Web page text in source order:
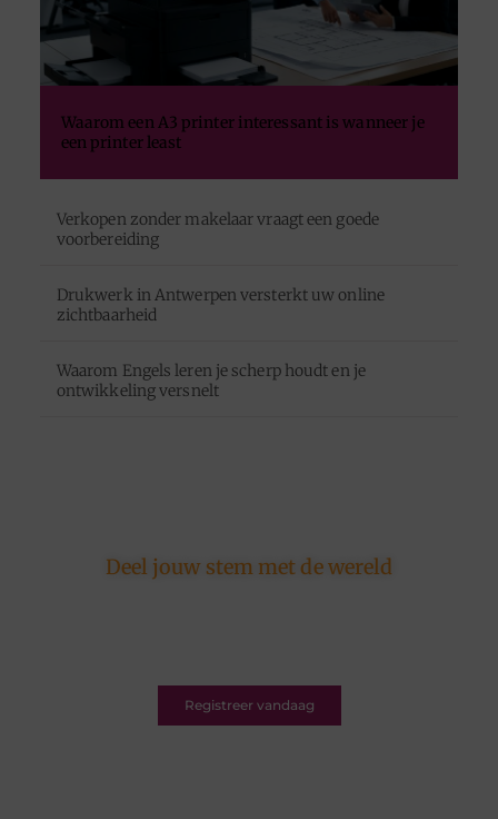
Waarom een A3 printer interessant is wanneer je
een printer least
Verkopen zonder makelaar vraagt een goede
voorbereiding
Drukwerk in Antwerpen versterkt uw online
zichtbaarheid
Waarom Engels leren je scherp houdt en je
ontwikkeling versnelt
Deel jouw stem met de wereld
Registreer vandaag